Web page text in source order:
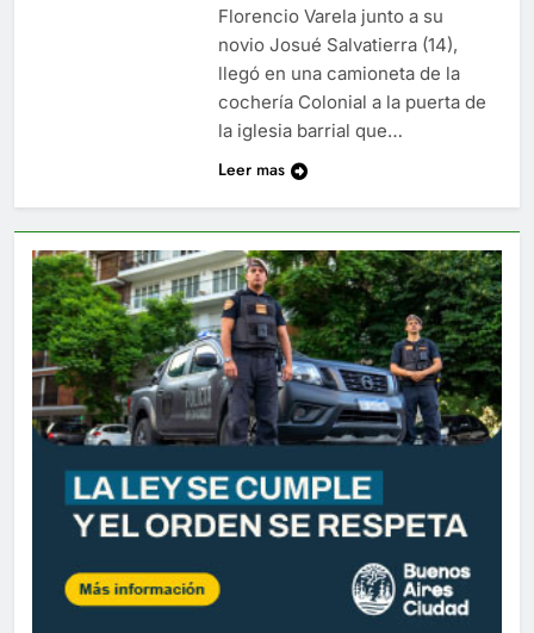
Florencio Varela junto a su
novio Josué Salvatierra (14),
llegó en una camioneta de la
cochería Colonial a la puerta de
la iglesia barrial que…
Leer mas